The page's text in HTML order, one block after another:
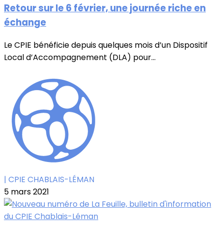
Retour sur le 6 février, une journée riche en
échange
Le CPIE bénéficie depuis quelques mois d’un Dispositif
Local d’Accompagnement (DLA) pour...
| CPIE CHABLAIS-LÉMAN
5 mars 2021